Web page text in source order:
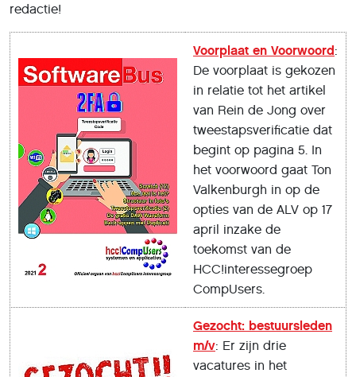
redactie!
Voorplaat en Voorwoord:
De voorplaat is gekozen
in relatie tot het artikel
van Rein de Jong over
tweestapsverificatie dat
begint op pagina 5. In
het voorwoord gaat Ton
Valkenburgh in op de
opties van de ALV op 17
april inzake de
toekomst van de
HCC!interessegroep
CompUsers.
Gezocht: bestuursleden
m/v: Er zijn drie
vacatures in het